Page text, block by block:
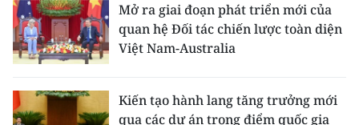
Mở ra giai đoạn phát triển mới của
quan hệ Đối tác chiến lược toàn diện
Việt Nam-Australia
Kiến tạo hành lang tăng trưởng mới
qua các dự án trọng điểm quốc gia